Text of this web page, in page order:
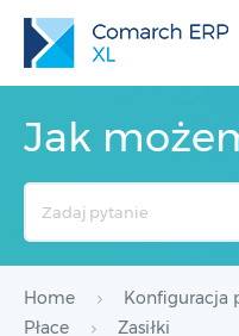
Jak
Home Konfiguracja
Płace
Zasiłki